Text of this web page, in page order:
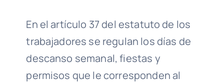
En el artículo 37 del estatuto de los
trabajadores se regulan los días de
descanso semanal, fiestas y
permisos que le corresponden al